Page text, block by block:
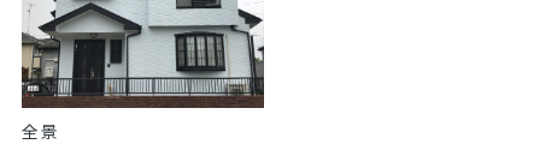
全景